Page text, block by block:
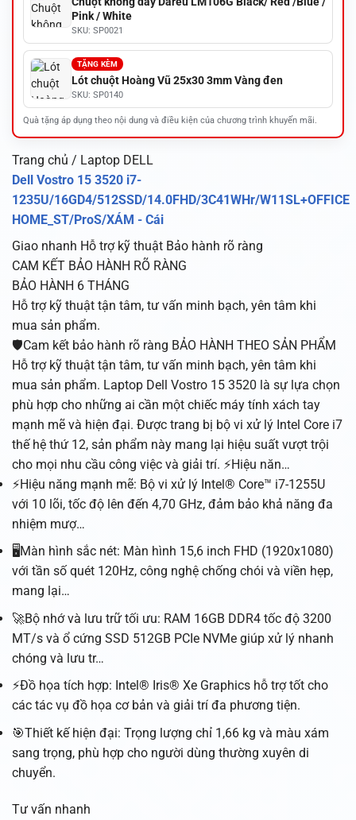
Pink / White
SKU: SP0021
TẶNG KÈM
Lót chuột Hoàng Vũ 25x30 3mm Vàng đen
SKU: SP0140
Quà tặng áp dụng theo nội dung và điều kiện của chương trình khuyến mãi.
Trang chủ / Laptop DELL
Dell Vostro 15 3520 i7-
1235U/16GD4/512SSD/14.0FHD/3C41WHr/W11SL+OFFICE
HOME_ST/ProS/XÁM - Cái
Giao nhanh Hỗ trợ kỹ thuật Bảo hành rõ ràng
CAM KẾT BẢO HÀNH RÕ RÀNG
BẢO HÀNH 6 THÁNG
Hỗ trợ kỹ thuật tận tâm, tư vấn minh bạch, yên tâm khi
mua sản phẩm.
🛡️Cam kết bảo hành rõ ràng BẢO HÀNH THEO SẢN PHẨM
Hỗ trợ kỹ thuật tận tâm, tư vấn minh bạch, yên tâm khi
mua sản phẩm. Laptop Dell Vostro 15 3520 là sự lựa chọn
phù hợp cho những ai cần một chiếc máy tính xách tay
mạnh mẽ và hiện đại. Được trang bị bộ vi xử lý Intel Core i7
thế hệ thứ 12, sản phẩm này mang lại hiệu suất vượt trội
cho mọi nhu cầu công việc và giải trí. ⚡Hiệu năn…
⚡Hiệu năng mạnh mẽ: Bộ vi xử lý Intel® Core™ i7-1255U
với 10 lõi, tốc độ lên đến 4,70 GHz, đảm bảo khả năng đa
nhiệm mượ…
🖥️Màn hình sắc nét: Màn hình 15,6 inch FHD (1920x1080)
với tần số quét 120Hz, công nghệ chống chói và viền hẹp,
mang lại…
🚀Bộ nhớ và lưu trữ tối ưu: RAM 16GB DDR4 tốc độ 3200
MT/s và ổ cứng SSD 512GB PCIe NVMe giúp xử lý nhanh
chóng và lưu tr…
⚡Đồ họa tích hợp: Intel® Iris® Xe Graphics hỗ trợ tốt cho
các tác vụ đồ họa cơ bản và giải trí đa phương tiện.
🎯Thiết kế hiện đại: Trọng lượng chỉ 1,66 kg và màu xám
sang trọng, phù hợp cho người dùng thường xuyên di
chuyển.
Tư vấn nhanh